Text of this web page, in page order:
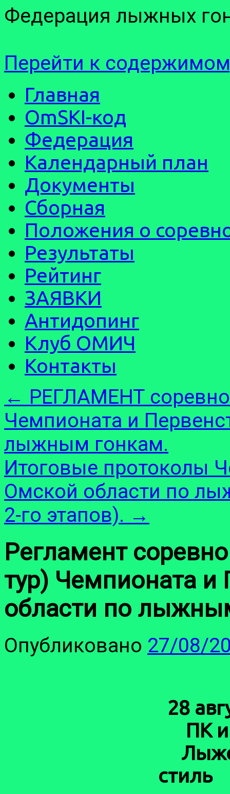
Федерация лыжных
Перейти к
Главная
OmSKI-код
Федерация
Календарный план
Документы
Сборная
Положения о
Результаты
Рейтинг
ЗАЯВКИ
Антидопинг
Клуб ОМИЧ
Контакты
← РЕГЛАМЕНТ
Чемпионата и
лыжным гонкам.
Итоговые протоколы
Омской области по
2-го этапов). →
Регламент
тур) Чемпионата
области по
Опубликовано 27/08/
28
ПК
стиль